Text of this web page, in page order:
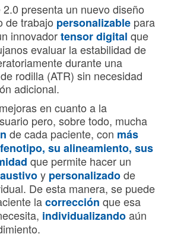
presenta un nuevo diseño
de trabajo personalizable para
innovadortensor digital que
evaluar la estabilidad de
durante una
rodilla (ATR) sin necesidad
adicional.
en cuanto a la
pero, sobre todo, mucha
de cada paciente, con más
su alineamiento, sus
que permite hacer un
y personalizadode
De esta manera, se puede
lacorrección que esa
individualizandoaún